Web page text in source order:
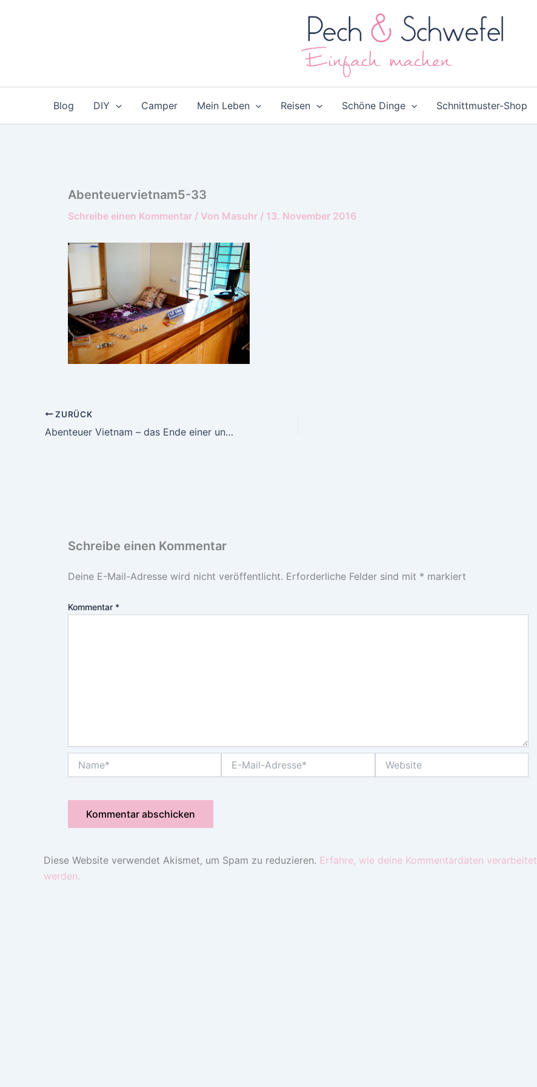
Blog DIY Camper Mein Leben Reisen Schöne Dinge Schnittmuster-Shop
Abenteuervietnam5-33
Schreibe einen Kommentar / Von Masuhr / 13. November 2016
ZURÜCK
Abenteuer Vietnam – das Ende einer unvergesslichen Reise
Schreibe einen Kommentar
Deine E-Mail-Adresse wird nicht veröffentlicht. Erforderliche Felder sind mit * markiert
Kommentar *
Mail-
Diese Website verwendet Akismet, um Spam zu reduzieren. Erfahre, wie deine Kommentardaten verarbeitet
werden.